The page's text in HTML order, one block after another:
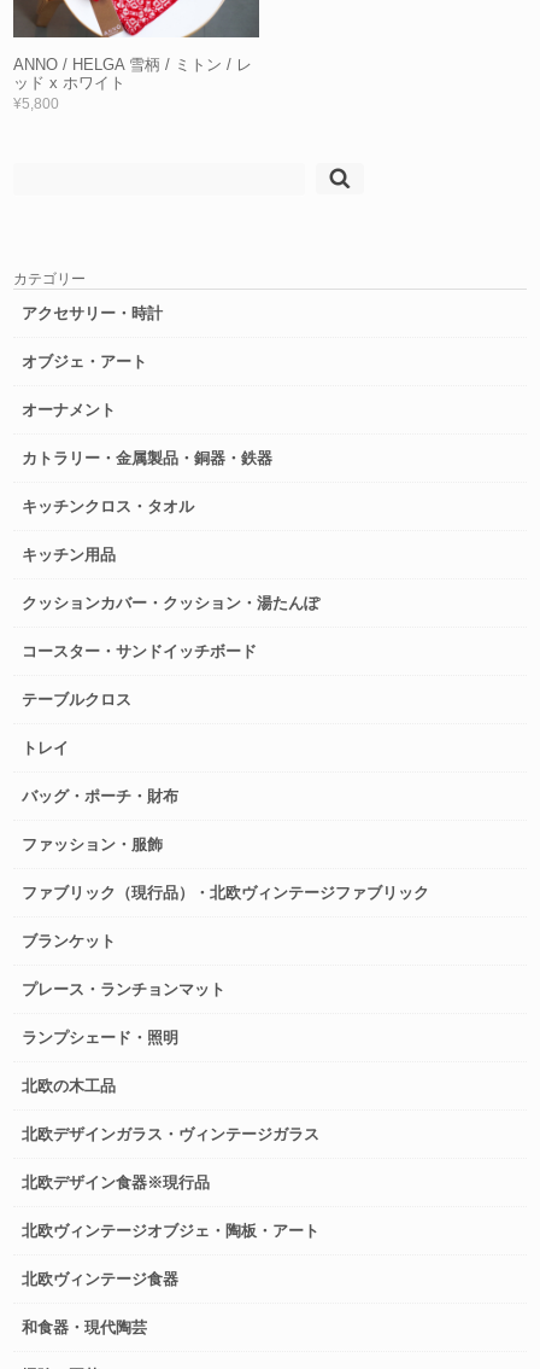
ANNO / HELGA 雪柄 / ミトン / レ
ッド x ホワイト
¥5,800
カテゴリー
アクセサリー・時計
オブジェ・アート
オーナメント
カトラリー・金属製品・銅器・鉄器
キッチンクロス・タオル
キッチン用品
クッションカバー・クッション・湯たんぽ
コースター・サンドイッチボード
テーブルクロス
トレイ
バッグ・ポーチ・財布
ファッション・服飾
ファブリック（現行品）・北欧ヴィンテージファブリック
ブランケット
プレース・ランチョンマット
ランプシェード・照明
北欧の木工品
北欧デザインガラス・ヴィンテージガラス
北欧デザイン食器※現行品
北欧ヴィンテージオブジェ・陶板・アート
北欧ヴィンテージ食器
和食器・現代陶芸